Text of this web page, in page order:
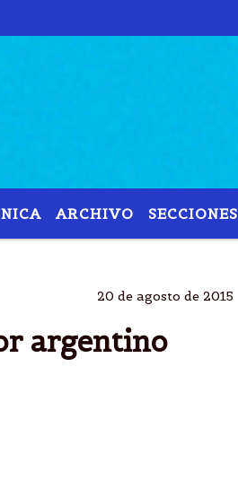
ARCHIVO SECCIONES
20 de agosto de 2015
argentino